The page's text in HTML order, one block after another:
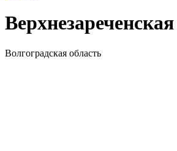
Верхнезареченская
Волгоградская область